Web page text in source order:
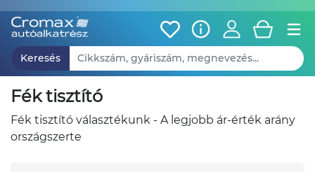
Keresés
fék tisztító
fék tisztító választékunk - A legjobb ár-érték arány
országszerte